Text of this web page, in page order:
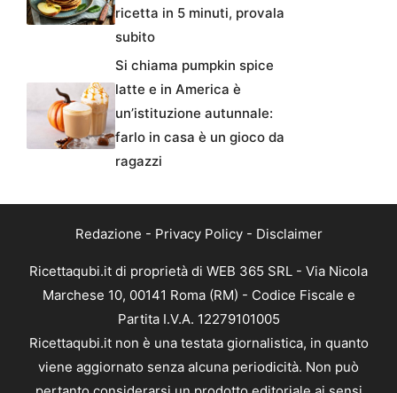
ricetta in 5 minuti, provala
subito
Si chiama pumpkin spice
latte e in America è
un’istituzione autunnale:
farlo in casa è un gioco da
ragazzi
Redazione - Privacy Policy- Disclaimer
Ricettaqubi.it di proprietà di WEB 365 SRL - Via Nicola
Marchese 10, 00141 Roma (RM) - Codice Fiscale e
Partita I.V.A. 12279101005
Ricettaqubi.it non è una testata giornalistica, in quanto
viene aggiornato senza alcuna periodicità. Non può